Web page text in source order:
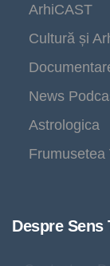
ArhiCAST
Cultură și
News
Astrologica
Frumusetea
Despre Sens